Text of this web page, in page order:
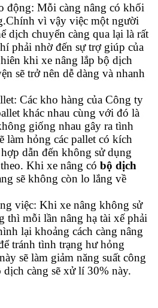
động: Mỗi càng nâng có khối
vì vậy việc một người
dịch chuyển càng qua lại là rất
phải nhờ đến sự trợ giúp của
khi xe nâng lắp bộ dịch
sẽ trở nên dễ dàng và nhanh
Các kho hàng của Công ty
khác nhau cùng với đó là
giống nhau gây ra tình
làm hỏng các pallet có kích
dẫn đến không sử dụng
Khi xe nâng có bộ dịch
sẽ không còn lo lắng về
việc: Khi xe nâng không sử
thì mỗi lần nâng hạ tài xế phải
lại khoảng cách càng nâng
tránh tình trạng hư hỏng
sẽ làm giảm năng suất công
càng sẽ xử lí 30% này.